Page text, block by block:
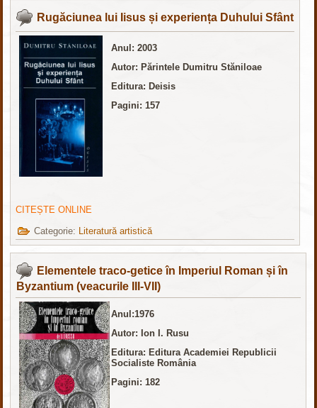
Rugăciunea lui Iisus și experiența Duhului Sfânt
Anul: 2003
Autor: Părintele Dumitru Stăniloae
Editura: Deisis
Pagini: 157
CITEȘTE ONLINE
Categorie:
Literatură artistică
Elementele traco-getice în Imperiul Roman și în
Byzantium (veacurile III-VII)
Anul:1976
Autor: Ion I. Rusu
Editura: Editura Academiei Republicii
Socialiste România
Pagini: 182